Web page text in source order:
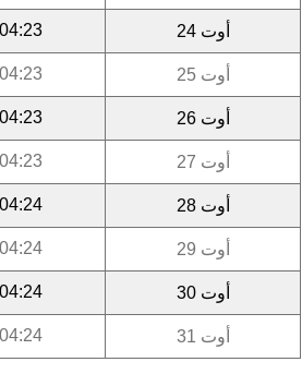
أوت 24
أوت 25
أوت 26
أوت 27
أوت 28
أوت 29
أوت 30
أوت 31